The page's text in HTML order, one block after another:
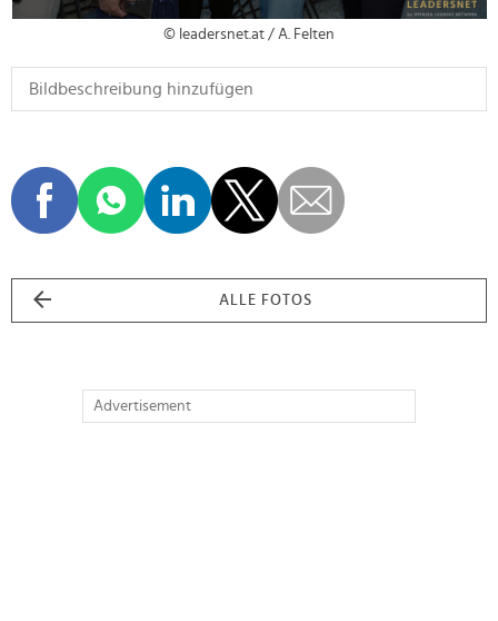
© leadersnet.at / A. Felten
ALLE FOTOS
Advertisement